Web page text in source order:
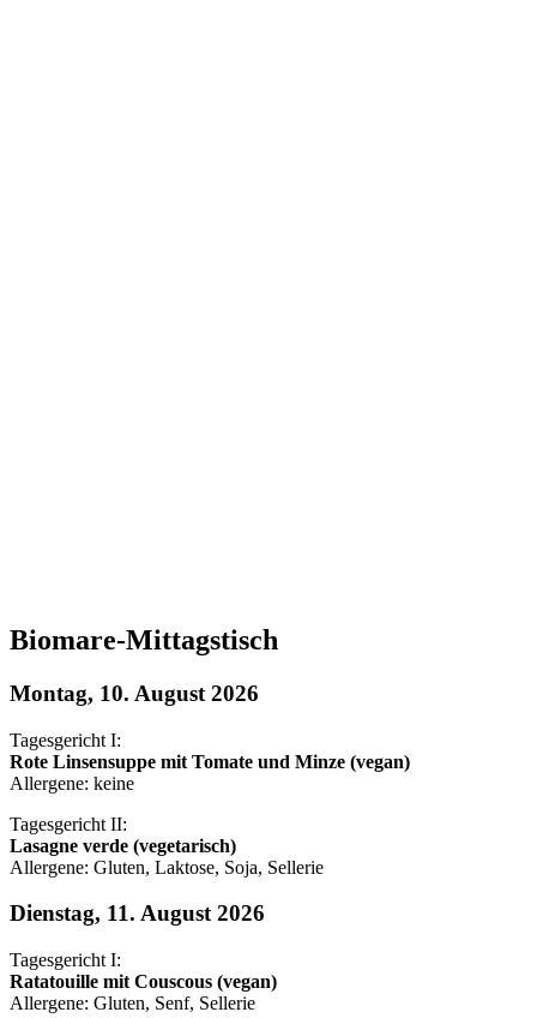
Biomare-Mittagstisch
Montag, 10. August 2026
Tagesgericht I:
Rote Linsensuppe mit Tomate und Minze (vegan)
Allergene: keine
Tagesgericht II:
Lasagne verde (vegetarisch)
Allergene: Gluten, Laktose, Soja, Sellerie
Dienstag, 11. August 2026
Tagesgericht I:
Ratatouille mit Couscous (vegan)
Allergene: Gluten, Senf, Sellerie